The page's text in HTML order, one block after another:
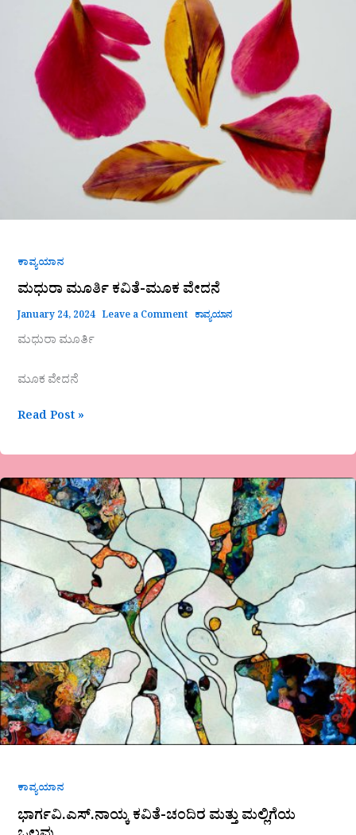
ಕಾವ್ಯಯಾನ
ಮಧುರಾ ಮೂರ್ತಿ ಕವಿತೆ-ಮೂಕ ವೇದನೆ
January 24, 2024 Leave a Comment ಕಾವ್ಯಯಾನ
ಮಧುರಾ ಮೂರ್ತಿ
ಮೂಕ ವೇದನೆ
ಮೂಕ
ವೇದನೆ
Read Post »
ಕಾವ್ಯಯಾನ
ಭಾರ್ಗವಿ.ಎಸ್.ನಾಯ್ಕ ಕವಿತೆ-ಚಂದಿರ ಮತ್ತು ಮಲ್ಲಿಗೆಯ
ಭಾರ್ಗವಿ.ಎಸ್.ನಾಯ್ಕ
ಕವಿತೆ-
ಚಂದಿರ
ಮಲ್ಲಿಗೆಯ
ಒಲವು…‌‌